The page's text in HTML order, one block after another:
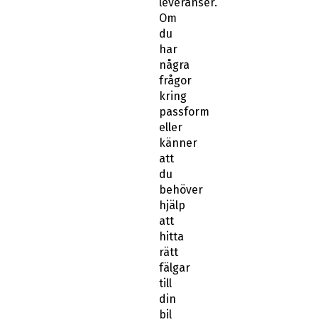
Om
du
har
några
frågor
kring
passform
eller
känner
att
du
behöver
hjälp
att
hitta
rätt
fälgar
till
din
bil